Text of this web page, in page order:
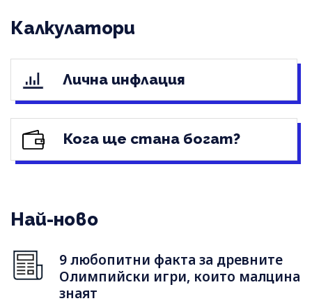
Калкулатори
Лична инфлация
Кога ще стана богат?
Най-ново
9 любопитни факта за древните
Олимпийски игри, които малцина
знаят